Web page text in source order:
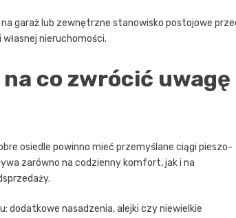
garaż lub zewnętrzne stanowisko postojowe
nieruchomości.
co zwrócić uwagę
osiedle powinno mieć przemyślane ciągi pieszo-
zarówno na codzienny komfort, jak i na
dodatkowe nasadzenia, alejki czy niewielkie